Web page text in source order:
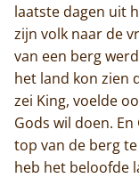
laatste dagen uit
zijn volk naar de
van een berg
het land kon zien
zei King, voelde
Gods wil doen.
top van de berg
heb het beloofde